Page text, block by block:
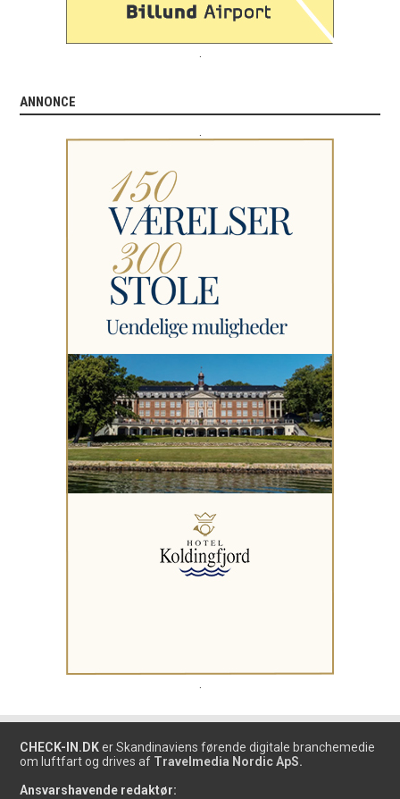
ANNONCE
CHECK-IN.DK er Skandinaviens førende digitale branchemedie
om luftfart og drives af Travelmedia Nordic ApS.
Ansvarshavende redaktør: